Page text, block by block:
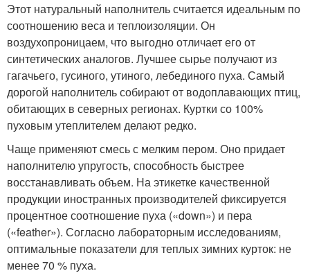
Этот натуральный наполнитель считается идеальным по
соотношению веса и теплоизоляции. Он
воздухопроницаем, что выгодно отличает его от
синтетических аналогов. Лучшее сырье получают из
гагачьего, гусиного, утиного, лебединого пуха. Самый
дорогой наполнитель собирают от водоплавающих птиц,
обитающих в северных регионах. Куртки со 100%
пуховым утеплителем делают редко.
Чаще применяют смесь с мелким пером. Оно придает
наполнителю упругость, способность быстрее
восстанавливать объем. На этикетке качественной
продукции иностранных производителей фиксируется
процентное соотношение пуха («down») и пера
(«feather»). Согласно лабораторным исследованиям,
оптимальные показатели для теплых зимних курток: не
менее 70 % пуха.